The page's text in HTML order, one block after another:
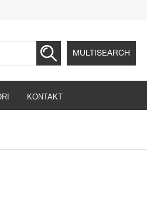
KONTAKT
MULTISEARCH